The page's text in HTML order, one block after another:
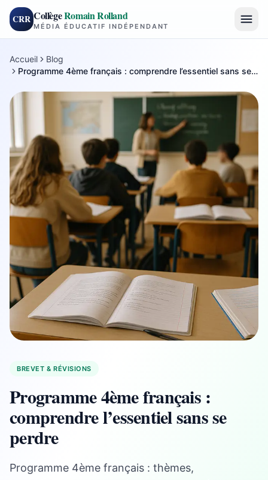
CRR CollègeRomain Rolland
MÉDIA ÉDUCATIF INDÉPENDANT
Accueil
Blog
Programme 4ème français : comprendre l’essentiel sans se perdre
BREVET & RÉVISIONS
Programme 4ème français :
comprendre l’essentiel sans se
perdre
Programme 4ème français : thèmes,